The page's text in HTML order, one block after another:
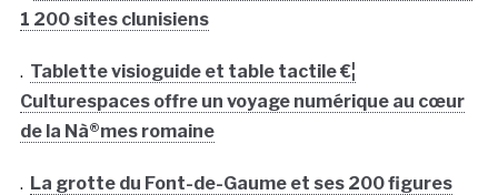
1 200 sites clunisiens
. Tablette visioguide et table tactile €¦
Culturespaces offre un voyage numérique au cœur
de la Nà®mes romaine
. La grotte du Font-de-Gaume et ses 200 figures